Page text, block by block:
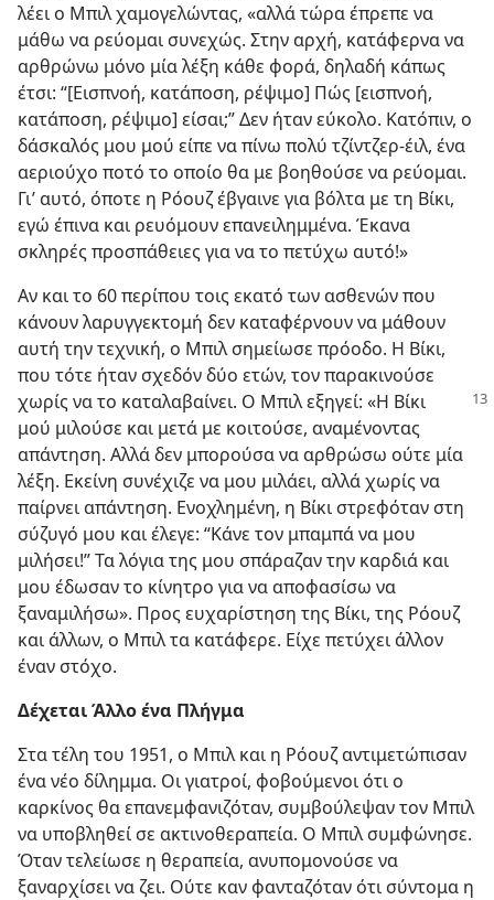
λέει ο Μπιλ χαμογελώντας, «αλλά τώρα έπρεπε να
μάθω να ρεύομαι συνεχώς. Στην αρχή, κατάφερνα να
αρθρώνω μόνο μία λέξη κάθε φορά, δηλαδή κάπως
έτσι: “[Εισπνοή, κατάποση, ρέψιμο] Πώς [εισπνοή,
κατάποση, ρέψιμο] είσαι;” Δεν ήταν εύκολο. Κατόπιν, ο
δάσκαλός μου μού είπε να πίνω πολύ τζίντζερ-έιλ, ένα
αεριούχο ποτό το οποίο θα με βοηθούσε να ρεύομαι.
Γι’ αυτό, όποτε η Ρόουζ έβγαινε για βόλτα με τη Βίκι,
εγώ έπινα και ρευόμουν επανειλημμένα. Έκανα
σκληρές προσπάθειες για να το πετύχω αυτό!»
Αν και το 60 περίπου τοις εκατό των ασθενών που
κάνουν λαρυγγεκτομή δεν καταφέρνουν να μάθουν
αυτή την τεχνική, ο Μπιλ σημείωσε πρόοδο. Η Βίκι,
που τότε ήταν σχεδόν δύο ετών, τον παρακινούσε
χωρίς να το καταλαβαίνει. Ο Μπιλ εξηγεί: «Η Βίκι
μού μιλούσε και μετά με κοιτούσε, αναμένοντας
απάντηση. Αλλά δεν μπορούσα να αρθρώσω ούτε μία
λέξη. Εκείνη συνέχιζε να μου μιλάει, αλλά χωρίς να
παίρνει απάντηση. Ενοχλημένη, η Βίκι στρεφόταν στη
σύζυγό μου και έλεγε: “Κάνε τον μπαμπά να μου
μιλήσει!” Τα λόγια της μου σπάραζαν την καρδιά και
μου έδωσαν το κίνητρο για να αποφασίσω να
ξαναμιλήσω». Προς ευχαρίστηση της Βίκι, της Ρόουζ
και άλλων, ο Μπιλ τα κατάφερε. Είχε πετύχει άλλον
έναν στόχο.
Δέχεται Άλλο ένα Πλήγμα
Στα τέλη του 1951, ο Μπιλ και η Ρόουζ αντιμετώπισαν
ένα νέο δίλημμα. Οι γιατροί, φοβούμενοι ότι ο
καρκίνος θα επανεμφανιζόταν, συμβούλεψαν τον Μπιλ
να υποβληθεί σε ακτινοθεραπεία. Ο Μπιλ συμφώνησε.
Όταν τελείωσε η θεραπεία, ανυπομονούσε να
ξαναρχίσει να ζει. Ούτε καν φανταζόταν ότι σύντομα η